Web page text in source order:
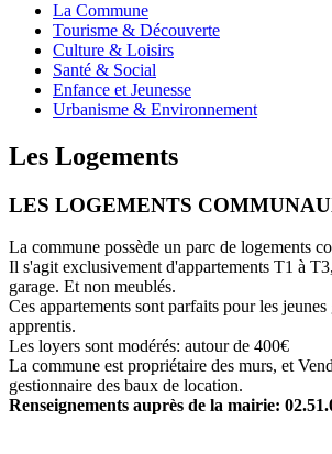
La Commune
Tourisme & Découverte
Culture & Loisirs
Santé & Social
Enfance et Jeunesse
Urbanisme & Environnement
Les Logements
LES LOGEMENTS
La commune possède un parc de logements
Il s'agit exclusivement d'appartements T1 à
garage. Et non meublés.
Ces appartements sont parfaits pour les jeunes
apprentis.
Les loyers sont modérés: autour de 400€
La commune est propriétaire des murs, et
gestionnaire des baux de location.
Renseignements auprès de la mairie: